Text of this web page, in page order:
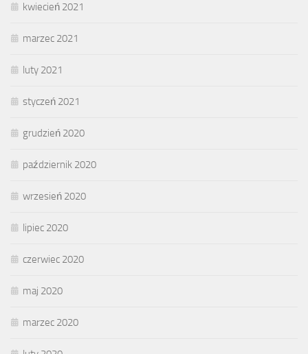
kwiecień 2021
marzec 2021
luty 2021
styczeń 2021
grudzień 2020
październik 2020
wrzesień 2020
lipiec 2020
czerwiec 2020
maj 2020
marzec 2020